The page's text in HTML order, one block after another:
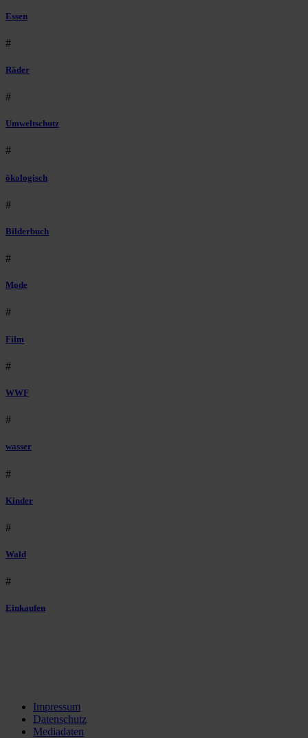
Essen
#
Räder
#
Umweltschutz
#
ökologisch
#
Bilderbuch
#
Mode
#
Film
#
WWF
#
wasser
#
Kinder
#
Wald
#
Einkaufen
Impressum
Datenschutz
Mediadaten